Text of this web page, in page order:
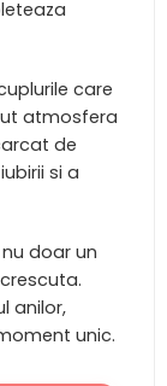
care
atmosfera
de
si a
doar un
anilor,
unic.